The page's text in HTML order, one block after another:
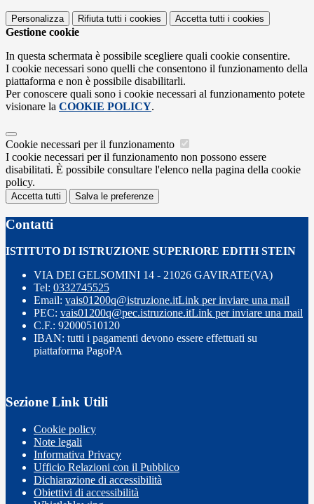
Personalizza Rifiuta tutti i cookies Accetta tutti i cookies
Gestione cookie
In questa schermata è possibile scegliere quali cookie consentire.
I cookie necessari sono quelli che consentono il funzionamento della
piattaforma e non è possibile disabilitarli.
Per conoscere quali sono i cookie necessari al funzionamento potete
visionare la COOKIE POLICY.
Cookie necessari per il funzionamento
I cookie necessari per il funzionamento non possono essere
disabilitati. È possibile consultare l'elenco nella pagina della cookie
policy.
Accetta tutti Salva le preferenze
Contatti
ISTITUTO DI ISTRUZIONE SUPERIORE EDITH STEIN
VIA DEI GELSOMINI 14 - 21026 GAVIRATE(VA)
Tel: 0332745525
Email: vais01200q@istruzione.itLink per inviare una mail
PEC: vais01200q@pec.istruzione.itLink per inviare una mail
C.F.: 92000510120
IBAN: tutti i pagamenti devono essere effettuati su
piattaforma PagoPA
Sezione Link Utili
Cookie policy
Note legali
Informativa Privacy
Ufficio Relazioni con il Pubblico
Dichiarazione di accessibilità
Obiettivi di accessibilità